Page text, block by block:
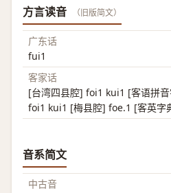
方言读音 （旧版简文）
广东话
fui1
客家话
[台湾四县腔] foi1 kui1 [客语拼
foi1 kui1 [梅县腔] foe.1 [客英
音系简文
中古音